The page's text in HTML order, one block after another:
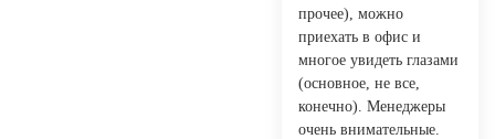
прочее), можно
приехать в офис и
многое увидеть глазами
(основное, не все,
конечно). Менеджеры
очень внимательные.